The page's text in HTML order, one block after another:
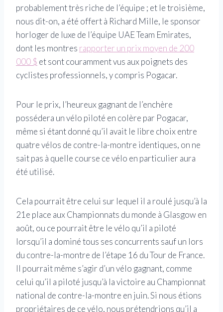
probablement très riche de l’équipe ; et le troisième,
nous dit-on, a été offert à Richard Mille, le sponsor
horloger de luxe de l’équipe UAE Team Emirates,
dont les montres rapporter un prix moyen de 200
000 $ et sont couramment vus aux poignets des
cyclistes professionnels, y compris Pogacar.
Pour le prix, l’heureux gagnant de l’enchère
possédera un vélo piloté en colère par Pogacar,
même si étant donné qu’il avait le libre choix entre
quatre vélos de contre-la-montre identiques, on ne
sait pas à quelle course ce vélo en particulier aura
été utilisé.
Cela pourrait être celui sur lequel il a roulé jusqu’à la
21e place aux Championnats du monde à Glasgow en
août, ou ce pourrait être le vélo qu’il a piloté
lorsqu’il a dominé tous ses concurrents sauf un lors
du contre-la-montre de l’étape 16 du Tour de France.
Il pourrait même s’agir d’un vélo gagnant, comme
celui qu’il a piloté jusqu’à la victoire au Championnat
national de contre-la-montre en juin. Si nous étions
propriétaires de ce vélo, nous prétendrions qu’il a